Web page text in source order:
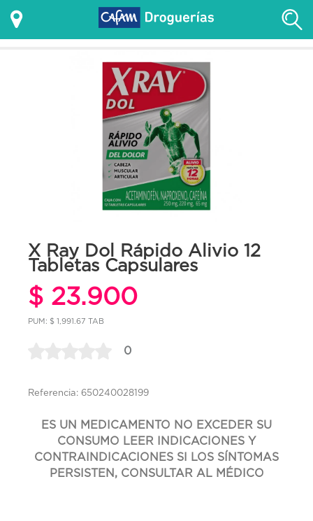
X Ray Dol Rápido Alivio 12
Tabletas Capsulares
$ 23.900
PUM: $ 1,991.67 TAB
0
Referencia: 650240028199
ES UN MEDICAMENTO NO EXCEDER SU
CONSUMO LEER INDICACIONES Y
CONTRAINDICACIONES SI LOS SÍNTOMAS
PERSISTEN, CONSULTAR AL MÉDICO